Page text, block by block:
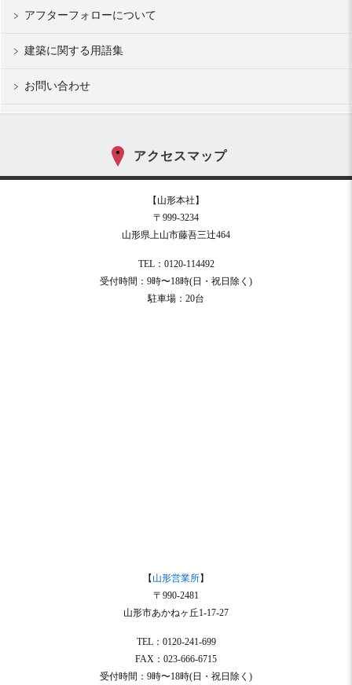
アフターフォローについて
建築に関する用語集
お問い合わせ
アクセスマップ
【山形本社】
〒999-3234
山形県上山市藤吾三辻464
TEL：0120-114492
受付時間：9時〜18時(日・祝日除く)
駐車場：20台
【 山形営業所】
〒990-2481
山形市あかねヶ丘1-17-27
TEL：0120-241-699
FAX：023-666-6715
受付時間：9時〜18時(日・祝日除く)